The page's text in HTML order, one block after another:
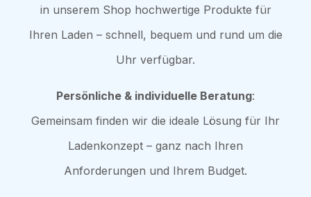
in unserem Shop hochwertige Produkte für
Ihren Laden – schnell, bequem und rund um die
Uhr verfügbar.
Persönliche & individuelle Beratung:
Gemeinsam finden wir die ideale Lösung für Ihr
Ladenkonzept – ganz nach Ihren
Anforderungen und Ihrem Budget.